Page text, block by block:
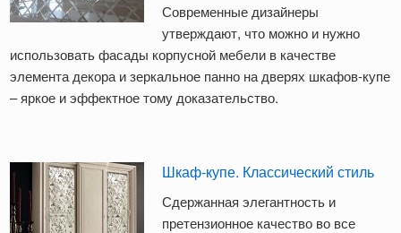
Современные дизайнеры
утверждают, что можно и нужно
использовать фасады корпусной мебели в качестве
элемента декора и зеркальное панно на дверях шкафов-купе
– яркое и эффектное тому доказательство.
Шкаф-купе. Классический стиль
Сдержанная элегантность и
претензионное качество во все